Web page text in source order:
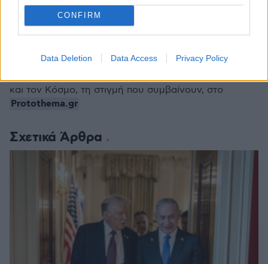
CONFIRM
Data Deletion Data Access Privacy Policy
Σχετικά Άρθρα
Ακολουθήστε τοprotothema.gr στο Google News
και τον Κόσμο, τη στιγμή που συμβαίνουν, στο
Protothema.gr